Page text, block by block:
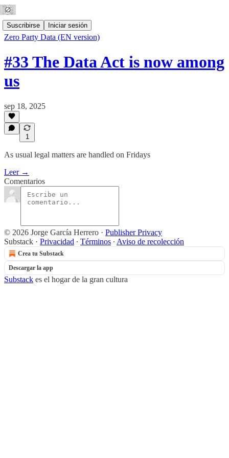
Suscribirse Iniciar sesión
Zero Party Data (EN version)
#33 The Data Act is now among
us
sep 18, 2025
1
As usual legal matters are handled on Fridays
Leer →
Comentarios
© 2026 Jorge García Herrero · Publisher Privacy
Substack · Privacidad ∙ Términos ∙ Aviso de recolección
Crea tu Substack
Descargar la app
Substack es el hogar de la gran cultura